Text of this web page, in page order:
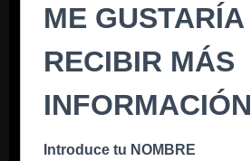
ME GUSTARÍA
RECIBIR MÁS
INFORMACIÓN
Introduce tu NOMBRE